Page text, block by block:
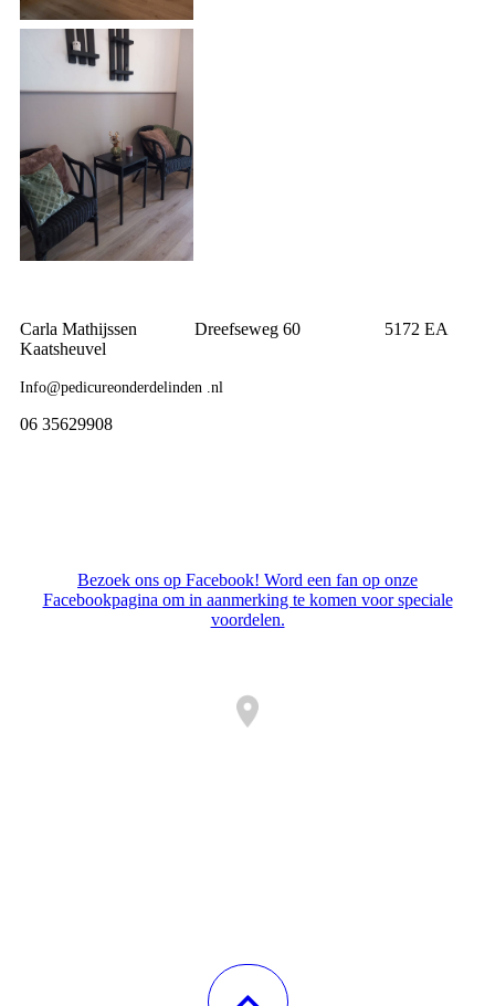
Carla Mathijssen Dreefseweg 60 5172 EA
Kaatsheuvel
Info@pedicureonderdelinden .nl
06 35629908
Bezoek ons op Facebook! Word een fan op onze
Facebookpagina om in aanmerking te komen voor speciale
voordelen.